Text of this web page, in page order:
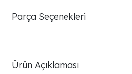
Parça Seçenekleri
Ürün Açıklaması